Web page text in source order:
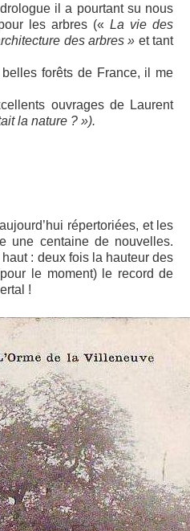
il a pourtant su nous
les arbres («La vie des
des arbres » et tant
forêts de France, il me
ouvrages de Laurent
la nature ? »).
répertoriées, et les
une centaine de nouvelles.
: deux fois la hauteur des
le moment) le record de
!